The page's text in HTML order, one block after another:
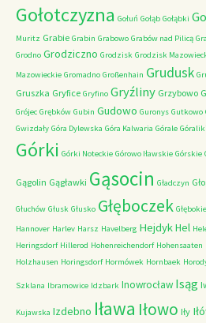
Gołotczyzna Gołuń Gołąb Gołąbki
Muritz Grabie Grabin Grabowo Grabów nad Pilicą
Grodno Grodziczno Grodzisk Grodzisk
Mazowieckie Gromadno Großenhain Grudusk
Gruszka Gryfice Gryfino Gryźliny Grzybowo
Grójec Grębków Gubin Gudowo Guronys Gutkowo
Gwizdały Góra Dylewska Góra Kalwaria Górale Góraliki
Górki Górki Noteckie Górowo Iławskie Górskie
Gągolin Gągławki Gąsocin Gładczyn
Głuchów Głusk Głusko Głęboczek Głębokie
Hannover Harlev Harsz Havelberg HejdykHel
Heringsdorf Hillerod Hohenreichendorf Hohensaaten
Holzhausen Horingsdorf Hormówek Hornbaek
Szklana Ibramowice Idzbark Inowrocław Isąg
Kujawska Izdebno Iława Iłowo Iły